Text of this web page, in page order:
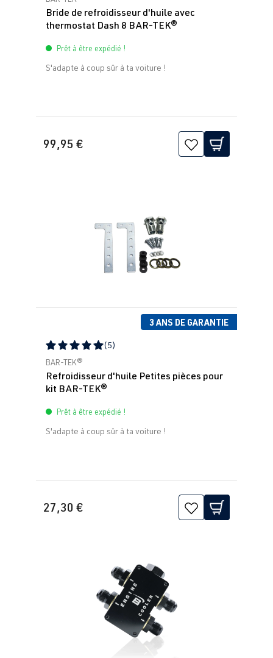
Bride de refroidisseur d'huile avec
thermostat Dash 8 BAR-TEK®
Prêt à être expédié !
S'adapte à coup sûr à ta voiture !
99,95 €
3 ANS DE GARANTIE
Note moyenne de 5 sur 5 étoiles
(5)
BAR-TEK®
Refroidisseur d'huile Petites pièces pour
kit BAR-TEK®
Prêt à être expédié !
S'adapte à coup sûr à ta voiture !
27,30 €